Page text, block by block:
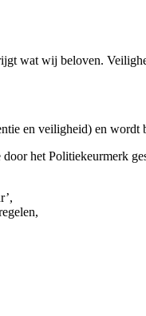
wat wij beloven.
en veiligheid) en wordt
het Politiekeurmerk